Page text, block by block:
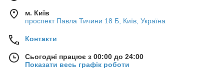
м. Київ
проспект Павла Тичини 18 Б, Київ, Україна
Контакти
Сьогодні працює з 00:00 до 24:00
Показати весь графік роботи